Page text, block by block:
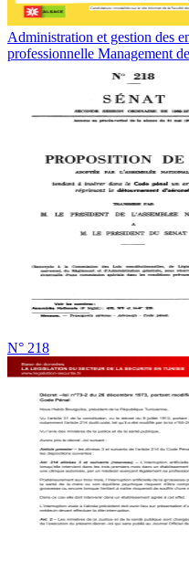
Administration et gestion des
professionnelle Management
N° 218